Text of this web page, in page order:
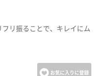
ける
リ振ることで、キレイにム
お気に入りに登録